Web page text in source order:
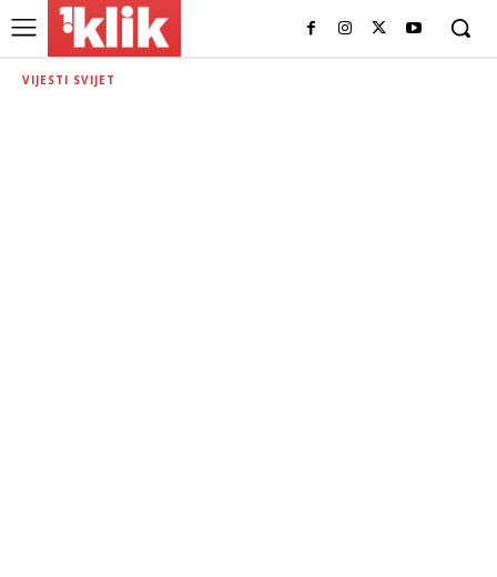
VIJESTI SVIJET